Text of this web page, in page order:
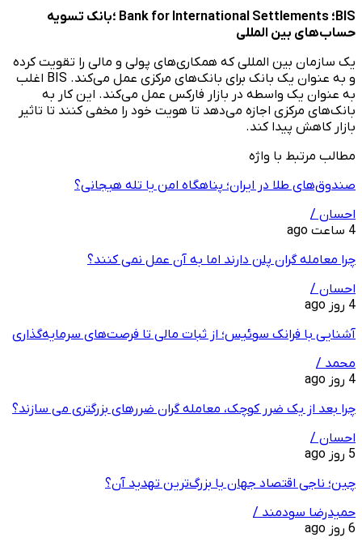
BIS؛ Bank for International Settlements ؛بانک تسویه
حساب‌های بین المللی
یک سازمان بین المللی که همکاری‌های پولی و مالی را تقویت کرده
و به عنوان یک بانک برای بانک‌های مرکزی عمل می‌کند. BIS اغلب
به عنوان یک واسطه در بازار فارکس عمل می‌کند. این کار به
بانک‌های مرکزی اجازه می‌دهد تا هویت خود را مخفی کنند تا تاثیر
بازار کاهش پیدا کند.
مطالب مرتبط با واژه
صندوق‌های طلا در ایران؛ پناهگاه امن یا تله هیجانی؟
احسان /
4 ساعت ago
چرا معامله ‌گران پلن دارند اما به آن عمل نمی ‌کنند؟
احسان /
4 روز ago
آشنایی با فرانک سوئیس؛ از ثبات مالی تا فرصت‌های سرمایه‌گذاری
محمد /
4 روز ago
چرا بعد از یک ضرر کوچک، معامله‌ گران ضررهای بزرگتری می ‌سازند؟
احسان /
5 روز ago
چین؛ ناجی اقتصاد جهان یا بزرگ‌ترین تهدید آن؟
حمیدرضا سودمند /
6 روز ago